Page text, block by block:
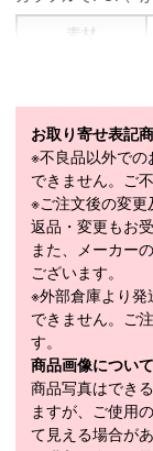
素材
対応長さ
重量
口枠
備考
商品在庫につき
在庫管理システ
ングサイトと共
数分間隔での在
グによりまして
その際にはご案
お取り寄せ表記
※不良品以外で
できません。ご
※ご注文後の変
返品・変更もお
また、メーカー
ございます。
※外部倉庫より
できません。ご
す。
商品画像について
商品写真はでき
ますが、ご使用
て見える場合があ